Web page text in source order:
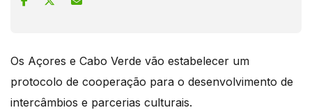
Os Açores e Cabo Verde vão estabelecer um
protocolo de cooperação para o desenvolvimento de
intercâmbios e parcerias culturais.